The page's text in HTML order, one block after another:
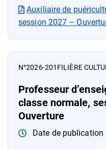
Auxiliaire de
session 2027 –
N°2026-201 FILIÈRE
Professeur
classe normale,
Ouverture
Date de publication